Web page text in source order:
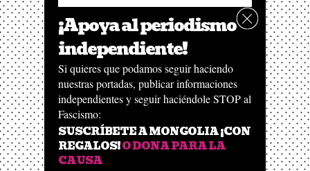
¡Apoya al periodismo
independiente!
Si quieres que podamos seguir haciendo
nuestras portadas, publicar informaciones
independientes y seguir haciéndole STOP al
Fascismo:
SUSCRÍBETE A MONGOLIA ¡CON
REGALOS!O DONA PARA LA
CAUSA